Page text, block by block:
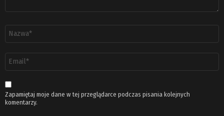
email
*
Zapamiętaj moje dane w tej przeglądarce podczas pisania kolejnych
komentarzy.